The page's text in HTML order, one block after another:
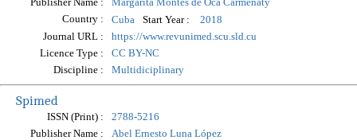
Country :
Cuba Start Year :
2018
Journal URL :
https://www.revunimed.scu.sld.cu
Licence Type :
CC BY-NC
Discipline :
Multidiciplinary
Spimed
ISSN (Print) :
2788-5216
Publisher Name :
Abel Ernesto Luna López